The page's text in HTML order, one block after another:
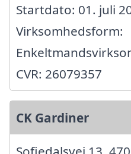
Startdato: 01. juli
Virksomhedsform:
CVR: 26079357
CK Gardiner